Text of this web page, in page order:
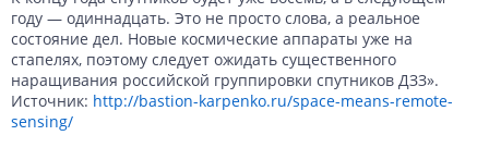
году — одиннадцать. Это не просто слова, а реальное
состояние дел. Новые космические аппараты уже на
стапелях, поэтому следует ожидать существенного
наращивания российской группировки спутников ДЗЗ».
Источник: http://bastion-karpenko.ru/space-means-remote-
sensing/